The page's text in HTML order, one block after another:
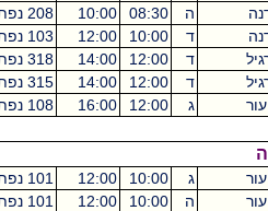
08:30
10:00 208 נפתלי
10:00
12:00 103 נפתלי
12:00
14:00 318 נפתלי
12:00
14:00 315 נפתלי
12:00
16:00 108 נפתלי
10:00
12:00 101 נפתלי
10:00
12:00 101 נפתלי